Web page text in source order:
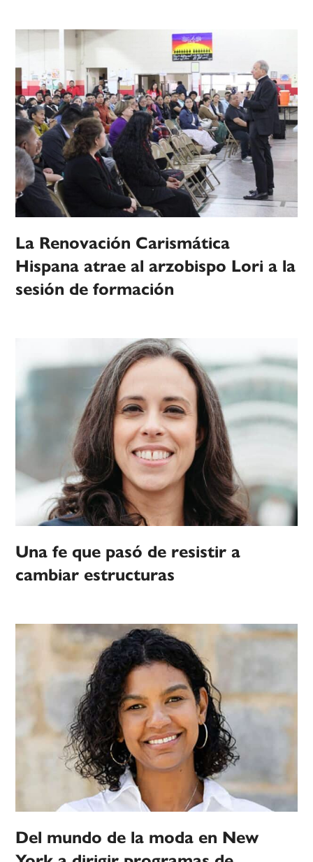
La Renovación Carismática
Hispana atrae al arzobispo Lori a la
sesión de formación
Una fe que pasó de resistir a
cambiar estructuras
Del mundo de la moda en New